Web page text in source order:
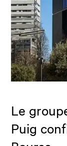
Le
Puig